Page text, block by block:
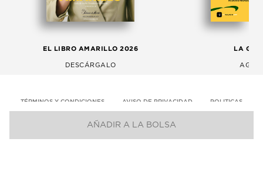
AÑADIR A LA BOLSA
EL LIBRO AMARILLO 2026
DESCÁRGALO
LA
TÉRMINOS Y CONDICIONES AVISO DE PRIVACIDAD POLITICAS